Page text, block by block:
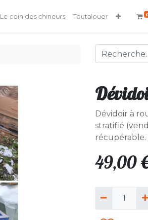
Le coin des chineurs Toutalouer
Dévidoir à
stratifié
récupérable.
49,00